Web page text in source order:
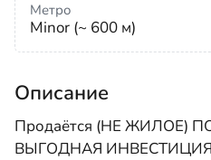
Метро
Minor (~ 600 м)
Описание
Продаётся (НЕ ЖИЛОЕ)
ВЫГОДНАЯ